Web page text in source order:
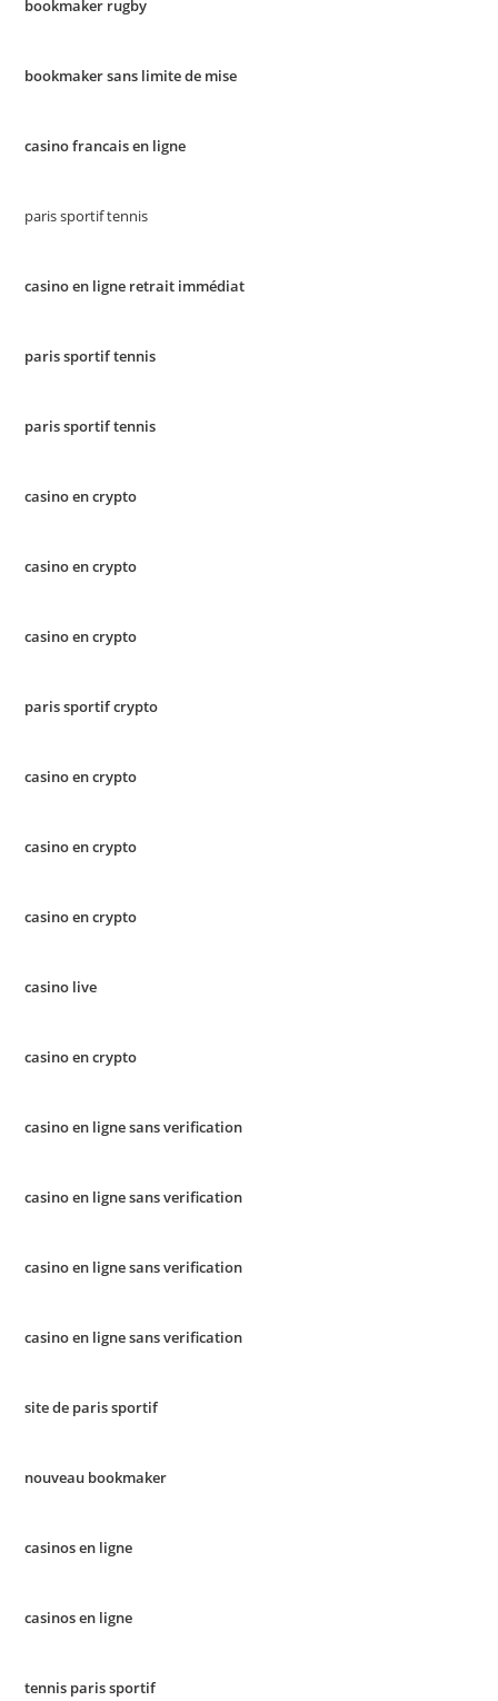
bookmaker rugby
bookmaker sans limite de mise
casino francais en ligne
paris sportif tennis
casino en ligne retrait immédiat
paris sportif tennis
paris sportif tennis
casino en crypto
casino en crypto
casino en crypto
paris sportif crypto
casino en crypto
casino en crypto
casino en crypto
casino live
casino en crypto
casino en ligne sans verification
casino en ligne sans verification
casino en ligne sans verification
casino en ligne sans verification
site de paris sportif
nouveau bookmaker
casinos en ligne
casinos en ligne
tennis paris sportif